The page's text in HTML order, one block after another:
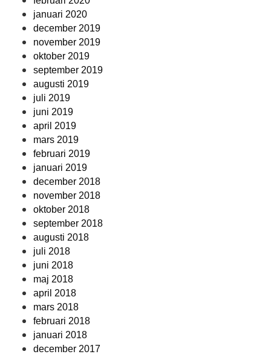
januari 2020
december 2019
november 2019
oktober 2019
september 2019
augusti 2019
juli 2019
juni 2019
april 2019
mars 2019
februari 2019
januari 2019
december 2018
november 2018
oktober 2018
september 2018
augusti 2018
juli 2018
juni 2018
maj 2018
april 2018
mars 2018
februari 2018
januari 2018
december 2017